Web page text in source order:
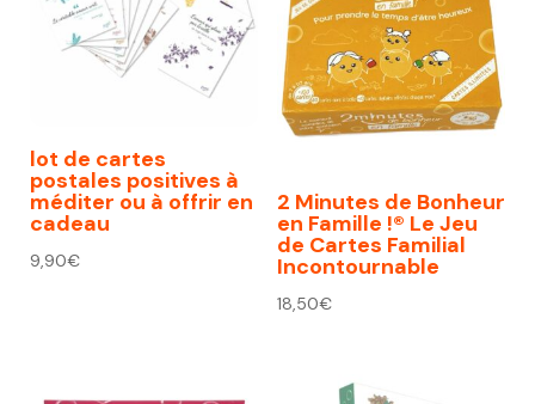
lot de cartes
postales positives à
méditer ou à offrir en
cadeau
9,90€
2 Minutes de Bonheur
en Famille !® Le Jeu
de Cartes Familial
Incontournable
18,50€